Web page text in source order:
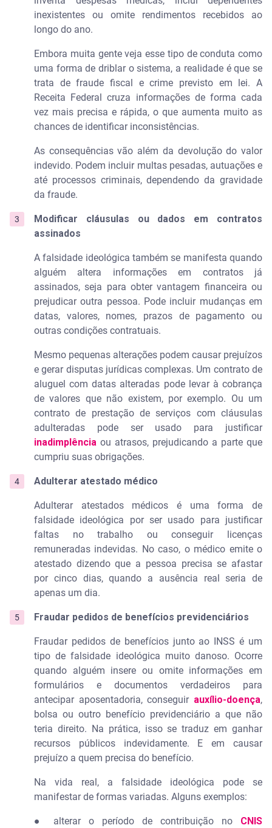
inexistentes ou omite rendimentos recebidos ao
longo do ano.
Embora muita gente veja esse tipo de conduta como
uma forma de driblar o sistema, a realidade é que se
trata de fraude fiscal e crime previsto em lei. A
Receita Federal cruza informações de forma cada
vez mais precisa e rápida, o que aumenta muito as
chances de identificar inconsistências.
As consequências vão além da devolução do valor
indevido. Podem incluir multas pesadas, autuações e
até processos criminais, dependendo da gravidade
da fraude.
Modificar cláusulas ou dados em contratos
assinados
A falsidade ideológica também se manifesta quando
alguém altera informações em contratos já
assinados, seja para obter vantagem financeira ou
prejudicar outra pessoa. Pode incluir mudanças em
datas, valores, nomes, prazos de pagamento ou
outras condições contratuais.
Mesmo pequenas alterações podem causar prejuízos
e gerar disputas jurídicas complexas. Um contrato de
aluguel com datas alteradas pode levar à cobrança
de valores que não existem, por exemplo. Ou um
contrato de prestação de serviços com cláusulas
adulteradas pode ser usado para justificar
inadimplência ou atrasos, prejudicando a parte que
cumpriu suas obrigações.
Adulterar atestado médico
Adulterar atestados médicos é uma forma de
falsidade ideológica por ser usado para justificar
faltas no trabalho ou conseguir licenças
remuneradas indevidas. No caso, o médico emite o
atestado dizendo que a pessoa precisa se afastar
por cinco dias, quando a ausência real seria de
apenas um dia.
Fraudar pedidos de benefícios previdenciários
Fraudar pedidos de benefícios junto ao INSS é um
tipo de falsidade ideológica muito danoso. Ocorre
quando alguém insere ou omite informações em
formulários e documentos verdadeiros para
antecipar aposentadoria, conseguir auxílio-doença,
bolsa ou outro benefício previdenciário a que não
teria direito. Na prática, isso se traduz em ganhar
recursos públicos indevidamente. E em causar
prejuízo a quem precisa do benefício.
Na vida real, a falsidade ideológica pode se
manifestar de formas variadas. Alguns exemplos:
● alterar o período de contribuição no CNIS